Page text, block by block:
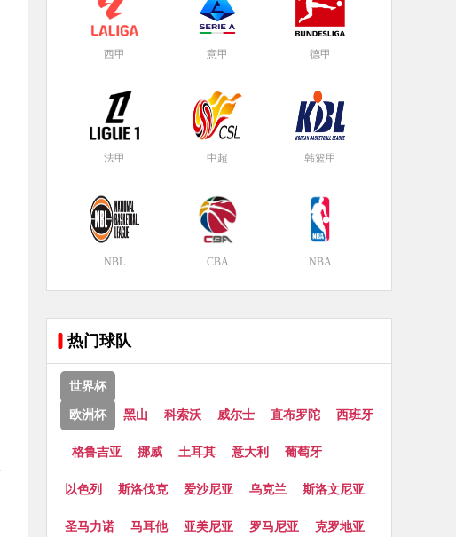
西甲 意甲 德甲
法甲 中超 韩篮甲
NBL CBA NBA
热门球队
世界杯
欧洲杯 黑山 科索沃 威尔士 直布罗陀 西班牙
格鲁吉亚 挪威 土耳其 意大利 葡萄牙
以色列 斯洛伐克 爱沙尼亚 乌克兰 斯洛文尼亚
圣马力诺 马耳他 亚美尼亚 罗马尼亚 克罗地亚